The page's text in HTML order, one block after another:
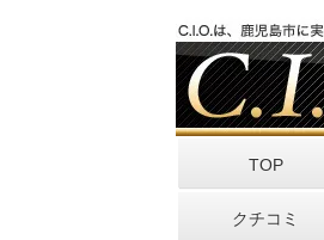
TOP
クチコミ